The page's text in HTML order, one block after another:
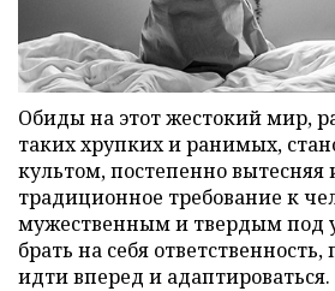
Обиды на этот жестокий мир,
таких хрупких и ранимых,
культом, постепенно вытесняя
традиционное требование к
мужественным и твердым под
брать на себя
идти вперед и адаптироваться.